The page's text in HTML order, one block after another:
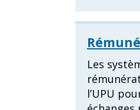
Les
l’UPU